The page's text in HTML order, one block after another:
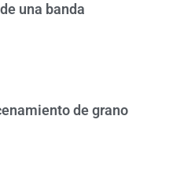
una banda
de grano